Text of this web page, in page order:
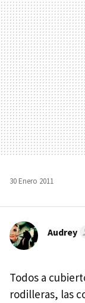
30 Enero 2011
Audrey
Todos a
rodilleras, las